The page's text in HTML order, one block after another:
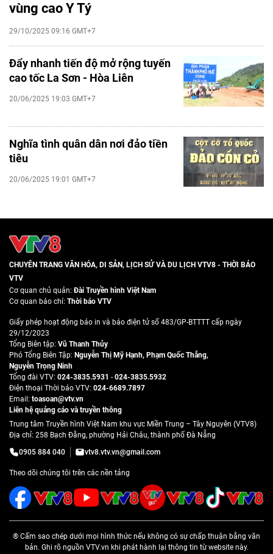
vùng cao Y Tý
29/10/2025 09:16 GMT+7
Đẩy nhanh tiến độ mở rộng tuyến
cao tốc La Sơn - Hòa Liên
20/06/2025 19:03 GMT+7
Nghĩa tình quân dân nơi đảo tiền
tiêu
20/06/2025 19:01 GMT+7
CHUYÊN TRANG VĂN HÓA, DI SẢN, LỊCH SỬ VÀ DU LỊCH VTV8 - THỜI BÁO
VTV
Cơ quan chủ quản:Đài Truyền hình Việt Nam
Cơ quan báo chí: Thời báo VTV
Giấy phép hoạt động báo in và báo điện tử số 483/GP-BTTTT cấp ngày
29/12/2023
Tổng Biên tập: Vũ Thanh Thủy
Phó Tổng Biên Tập: Nguyễn Thị Mỹ Hạnh, Phạm Quốc Thắng,
Nguyễn Trọng Ninh
Tổng đài VTV: 024-3835.5931 - 024-3835.5932
Ðiện thoại Thời báo VTV: 024-6689.7897
Email: toasoan@vtv.vn
Liên hệ quảng cáo và truyền thông
Trung tâm Truyền hình Việt Nam khu vực Miền Trung – Tây Nguyên (VTV8)
Địa chỉ: 258 Bạch Đằng, phường Hải Châu, thành phố Đà Nẵng
0905 884 040
vtv8.vtv.vn@gmail.com
Theo dõi chúng tôi trên các nền tảng
® Cấm sao chép dưới mọi hình thức nếu không có sự chấp thuận bằng văn
bản. Ghi rõ nguồn VTV.vn khi phát hành lại thông tin từ website này.